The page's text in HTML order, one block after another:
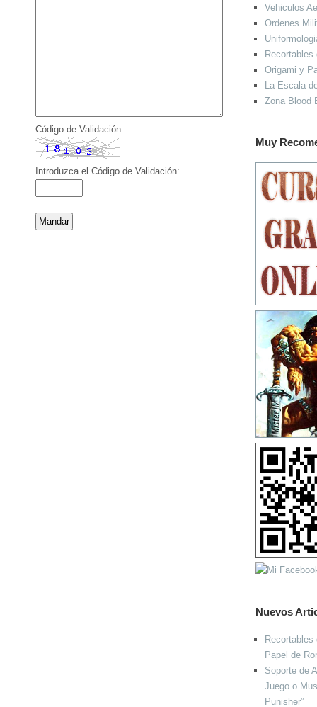
Código de Validación:
Introduzca el Código de Validación:
Vehiculos
Ordenes
Recortables
Origami y
La Escala
Zona Blood
Muy
Nuevos
Papel de
Soporte de
Juego o
Punisher”